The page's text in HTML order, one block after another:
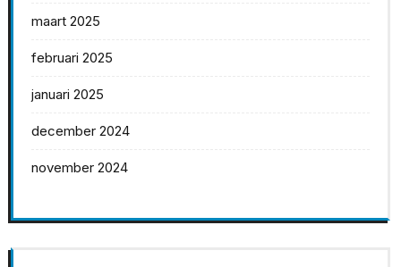
maart 2025
februari 2025
januari 2025
december 2024
november 2024